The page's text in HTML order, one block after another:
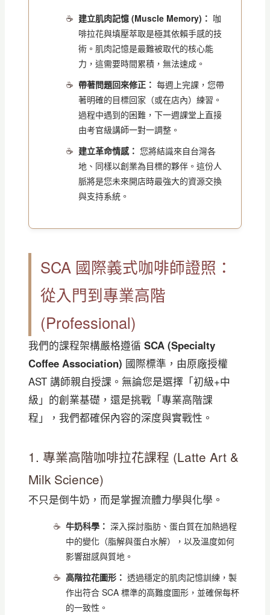
建立肌肉記憶 (Muscle Memory)： 咖
啡拉花與填壓萃取是極其依賴手感的技
術。肌肉記憶是最難被取代的核心能
力，這需要時間累積，無法速成。
帶著問題回來修正： 每週上完課，您帶
著明確的目標回家（或在店內）練習。
過程中遇到的困難，下一週課堂上直接
由考官級講師一對一調整。
建立革命情感： 您將結識來自台灣各
地、同樣以創業為目標的夥伴。這份人
脈將是您未來開店時最強大的資源交換
與支持系統。
SCA 國際義式咖啡師證照：
從入門到專業高階
(Professional)
我們的課程架構嚴格遵循 SCA (Specialty
Coffee Association) 國際標準，由原廠授權
AST 講師親自授課。無論您是選擇「初級+中
級」的創業基礎，還是挑戰「專業高階課
程」，我們都確保內容的深度與實戰性。
1. 專業高階咖啡拉花課程 (Latte Art &
Milk Science)
不只是倒牛奶，而是掌握流體力學與化學。
牛奶科學： 深入探討脂肪、蛋白質在加熱過程
中的變化（脂解與蛋白水解），以及溫度如何
影響甜感與質地。
高階拉花圖形： 透過穩定的肌肉記憶訓練，製
作出符合 SCA 標準的高難度圖形，並確保每杯
的一致性。